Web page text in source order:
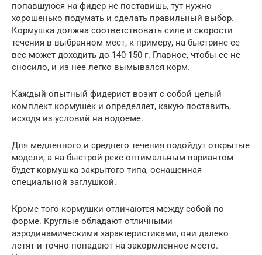
попавшуюся на фидер не поставишь, тут нужно
хорошенько подумать и сделать правильный выбор.
Кормушка должна соответствовать силе и скорости
течения в выбранном мест, к примеру, на быстрине ее
вес может доходить до 140-150 г. Главное, чтобы ее не
сносило, и из нее легко вымывался корм.
Каждый опытный фидерист возит с собой целый
комплект кормушек и определяет, какую поставить,
исходя из условий на водоеме.
Для медленного и среднего течения подойдут открытые
модели, а на быстрой реке оптимальным вариантом
будет кормушка закрытого типа, оснащенная
специальной заглушкой.
Кроме того кормушки отличаются между собой по
форме. Круглые обладают отличными
аэродинамическими характеристиками, они далеко
летят и точно попадают на закормленное место.